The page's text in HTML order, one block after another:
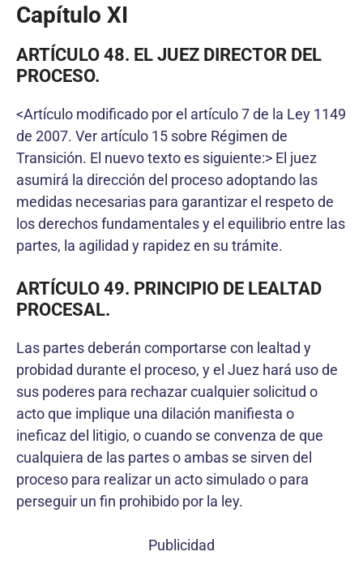
Capítulo XI
ARTÍCULO 48. EL JUEZ DIRECTOR DEL
PROCESO.
<Artículo modificado por el artículo 7 de la Ley 1149
de 2007. Ver artículo 15 sobre Régimen de
Transición. El nuevo texto es siguiente:> El juez
asumirá la dirección del proceso adoptando las
medidas necesarias para garantizar el respeto de
los derechos fundamentales y el equilibrio entre las
partes, la agilidad y rapidez en su trámite.
ARTÍCULO 49. PRINCIPIO DE LEALTAD
PROCESAL.
Las partes deberán comportarse con lealtad y
probidad durante el proceso, y el Juez hará uso de
sus poderes para rechazar cualquier solicitud o
acto que implique una dilación manifiesta o
ineficaz del litigio, o cuando se convenza de que
cualquiera de las partes o ambas se sirven del
proceso para realizar un acto simulado o para
perseguir un fin prohibido por la ley.
Publicidad